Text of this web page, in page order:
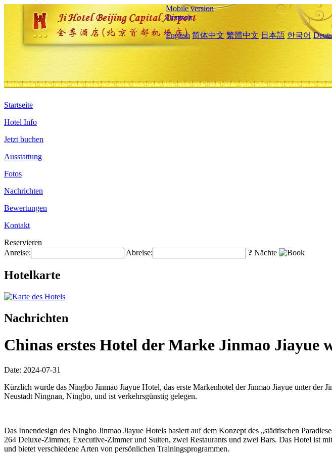
Mobile version
Deutsch
English 简体中文 繁體中文 日本語 한국어
Startseite
Hotel Info
Jetzt buchen
Ausstattung
Fotos
Nachrichten
Bewertungen
Kontakt
Reservieren
Anreise:
Abreise: ? Nächte
Hotelkarte
Nachrichten
Chinas erstes Hotel der Marke Jinmao Jiayue
Date: 2024-07-31
Kürzlich wurde das Ningbo Jinmao Jiayue Hotel, das erste Markenhotel der Jinmao Jiayue unter
Neustadt Ningnan, Ningbo, und ist verkehrsgünstig gelegen.
Das Innendesign des Ningbo Jinmao Jiayue Hotels basiert auf dem Konzept des „städtischen
264 Deluxe-Zimmer, Executive-Zimmer und Suiten, zwei Restaurants und zwei Bars. Das Hotel ist
und bietet verschiedene Arten von persönlichen Trainingsprogrammen.